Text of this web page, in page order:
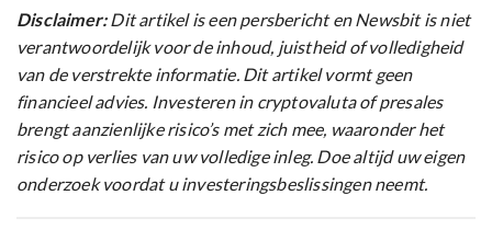
Disclaimer:Dit artikel is een persbericht en Newsbit is niet
verantwoordelijk voor de inhoud, juistheid of volledigheid
van de verstrekte informatie. Dit artikel vormt geen
financieel advies. Investeren in cryptovaluta of presales
brengt aanzienlijke risico’s met zich mee, waaronder het
risico op verlies van uw volledige inleg. Doe altijd uw eigen
onderzoek voordat u investeringsbeslissingen neemt.